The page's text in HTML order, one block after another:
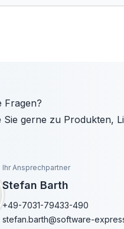
Fragen?
Sie gerne zu Produkten,
Ihr Ansprechpartner
Stefan Barth
+49-7031-79433-490
stefan.barth@software-